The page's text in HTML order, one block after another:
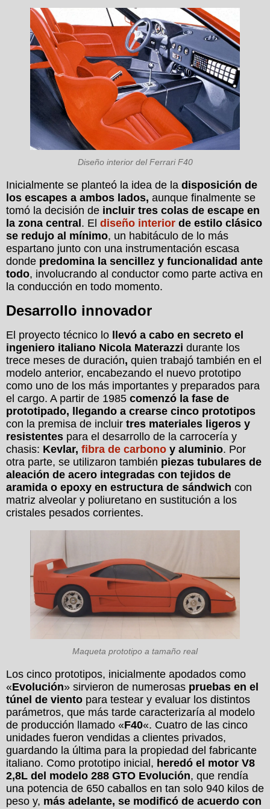
Diseño interior del Ferrari F40
Inicialmente se planteó la idea de la disposición de
los escapes a ambos lados, aunque finalmente se
tomó la decisión de incluir tres colas de escape en
la zona central . El diseño interior de estilo clásico
se redujo al mínimo, un habitáculo de lo más
espartano junto con una instrumentación escasa
donde predomina la sencillez y funcionalidad ante
todo, involucrando al conductor como parte activa en
la conducción en todo momento.
Desarrollo innovador
El proyecto técnico lo llevó a cabo en secreto el
ingeniero italiano Nicola Materazzi durante los
trece meses de duración, quien trabajó también en el
modelo anterior, encabezando el nuevo prototipo
como uno de los más importantes y preparados para
el cargo. A partir de 1985 comenzó la fase de
prototipado, llegando a crearse cinco prototipos
con la premisa de incluir tres materiales ligeros y
resistentes para el desarrollo de la carrocería y
chasis: Kevlar, fibra de carbono y aluminio. Por
otra parte, se utilizaron también piezas tubulares de
aleación de acero integradas con tejidos de
aramida o epoxy en estructura de sándwich con
matriz alveolar y poliuretano en sustitución a los
cristales pesados corrientes.
Maqueta prototipo a tamaño real
Los cinco prototipos, inicialmente apodados como
«Evolución» sirvieron de numerosas pruebas en el
túnel de viento para testear y evaluar los distintos
parámetros, que más tarde caracterizaría al modelo
de producción llamado «F40«. Cuatro de las cinco
unidades fueron vendidas a clientes privados,
guardando la última para la propiedad del fabricante
italiano. Como prototipo inicial, heredó el motor V8
2,8L del modelo 288 GTO Evolución, que rendía
una potencia de 650 caballos en tan solo 940 kilos de
peso y, más adelante, se modificó de acuerdo con